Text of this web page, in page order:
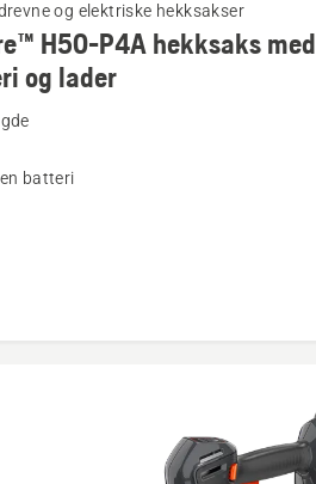
og elektriske hekksakser
H50-P4A hekksaks med
og lader
batteri